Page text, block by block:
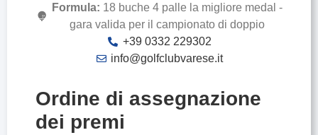
Formula: 18 buche 4 palle la migliore medal -
gara valida per il campionato di doppio
+39 0332 229302
info@golfclubvarese.it
Ordine di assegnazione
dei premi